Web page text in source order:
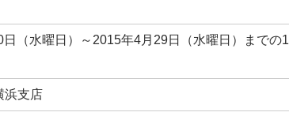
日（水曜日）～2015年4月29日（水曜日）までの1
浜支店